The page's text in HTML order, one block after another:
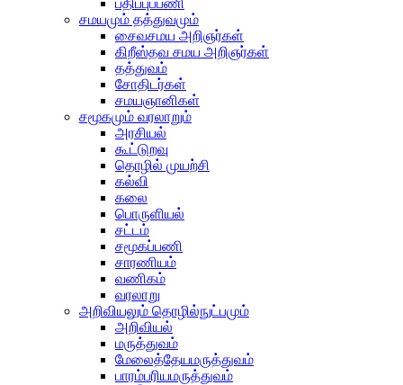
பதிப்புப்பணி
சமயமும் தத்துவமும்
சைவசமய அறிஞர்கள்
கிறீஸ்தவ சமய அறிஞர்கள்
தத்துவம்
சோதிடர்கள்
சமயஞானிகள்
சமூகமும் வரலாறும்
அரசியல்
கூட்டுறவு
தொழில் முயற்சி
கல்வி
கலை
பொருளியல்
சட்டம்
சமூகப்பணி
சாரணியம்
வணிகம்
வரலாறு
அறிவியலும் தொழில்நுட்பமும்
அறிவியல்
மருத்துவம்
மேலைத்தேயமருத்துவம்
பாரம்பரியமருத்துவம்